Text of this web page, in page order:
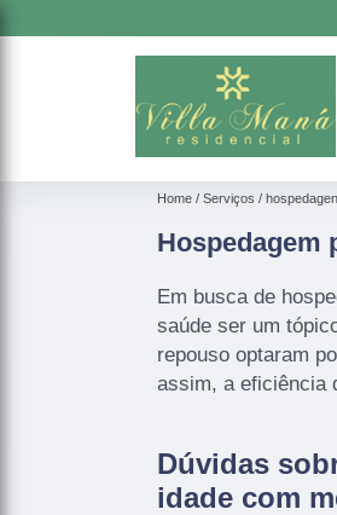
Home Serviços
Hospedagem
Em busca de
saúde ser um
repouso optaram
assim, a eficiência
Dúvidas
idade com